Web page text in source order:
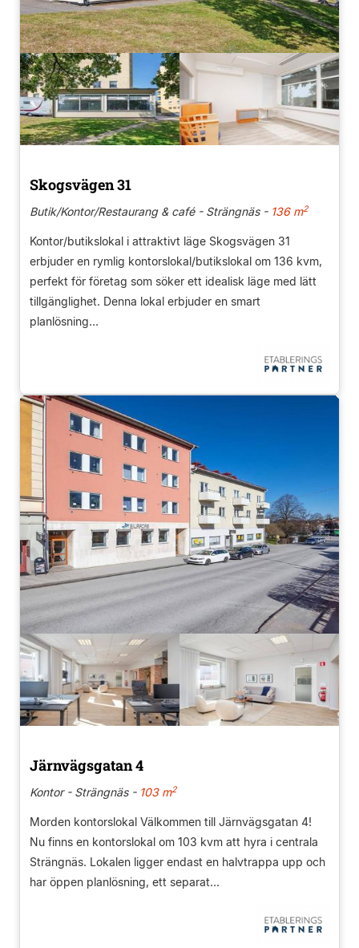
Skogsvägen 31
Butik/Kontor/Restaurang & café - Strängnäs -136 m2
Kontor/butikslokal i attraktivt läge Skogsvägen 31
erbjuder en rymlig kontorslokal/butikslokal om 136 kvm,
perfekt för företag som söker ett idealisk läge med lätt
tillgänglighet. Denna lokal erbjuder en smart
planlösning...
Järnvägsgatan 4
Kontor - Strängnäs -103 m2
Morden kontorslokal Välkommen till Järnvägsgatan 4!
Nu finns en kontorslokal om 103 kvm att hyra i centrala
Strängnäs. Lokalen ligger endast en halvtrappa upp och
har öppen planlösning, ett separat...